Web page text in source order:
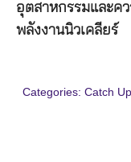
อุตสาหกรรมและค
พลังงานนิวเคลียร์
Categories: Catch Up